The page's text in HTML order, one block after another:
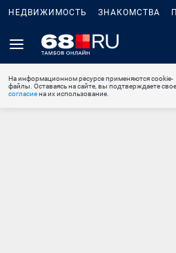
НЕДВИЖИМОСТЬ ЗНАКОМСТВА
На информационном ресурсе применяются cookie-
файлы. Оставаясь на сайте, вы подтверждаете свое
согласиена их использование.